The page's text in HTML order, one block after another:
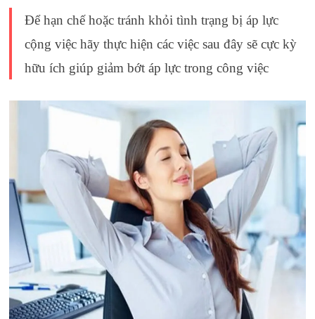
Để hạn chế hoặc tránh khỏi tình trạng bị áp lực
cộng việc hãy thực hiện các việc sau đây sẽ cực kỳ
hữu ích giúp giảm bớt áp lực trong công việc